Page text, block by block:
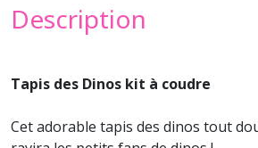
Description
Tapis des Dinos kit à coudre
Cet adorable tapis des dinos tout